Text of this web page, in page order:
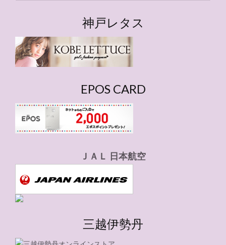
ー
神戸レタス
EPOS CARD
ＪＡＬ 日本航空
三越伊勢丹